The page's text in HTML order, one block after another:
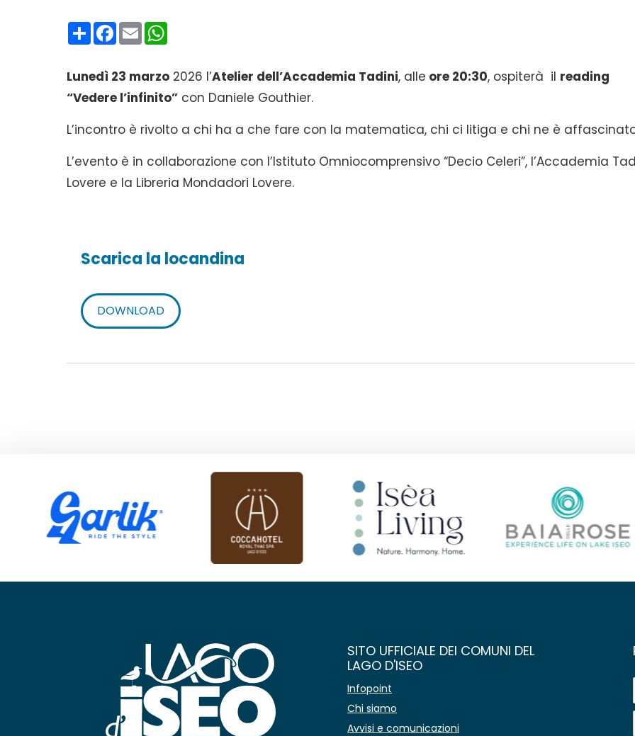
CondividiFacebook
Email
Lunedì 23 marzo 2026 l’Atelier dell’Accademia Tadini, alle ore 20:30, ospiterà il reading
“Vedere l’infinito” con Daniele Gouthier.
L’incontro è rivolto a chi ha a che fare con la matematica, chi ci litiga e chi ne è
L’evento è in collaborazione con l’Istituto Omniocomprensivo “Decio Celeri”, l’Accademia
Lovere e la Libreria Mondadori Lovere.
Scarica la locandina
DOWNLOAD
SITO UFFICIALE DEI COMUNI DEL
LAGO D'ISEO
Infopoint
Chi siamo
Avvisi e comunicazioni